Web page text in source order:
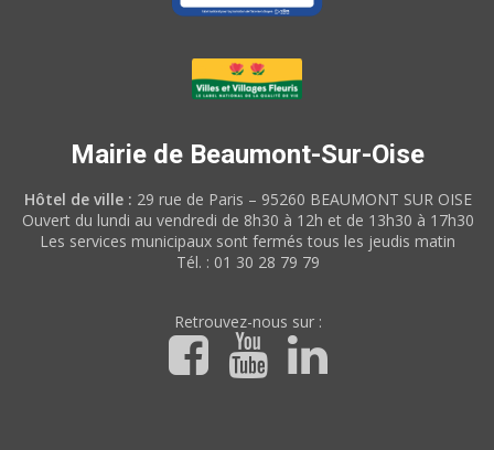
Mairie de Beaumont-Sur-Oise
Hôtel de ville : 29 rue de Paris – 95260 BEAUMONT SUR OISE
Ouvert du lundi au vendredi de 8h30 à 12h et de 13h30 à 17h30
Les services municipaux sont fermés tous les jeudis matin
Tél. : 01 30 28 79 79
Retrouvez-nous sur :